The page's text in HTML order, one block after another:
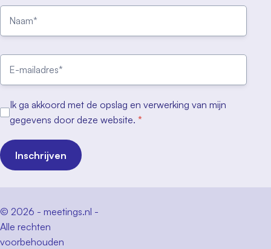
Ik ga akkoord met de opslag en verwerking van mijn
gegevens door deze website. *
Inschrijven
© 2026 - meetings.nl -
Alle rechten
voorbehouden